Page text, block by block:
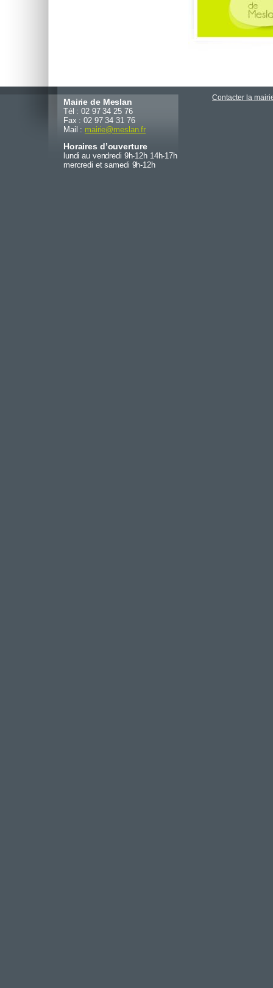
Mairie de Meslan
Tél : 02 97 34 25 76
Fax : 02 97 34 31 76
Mail : mairie@meslan.fr
Horaires d’ouverture
lundi au vendredi 9h-12h 14h-17h
mercredi et samedi 9h-12h
Contacter la